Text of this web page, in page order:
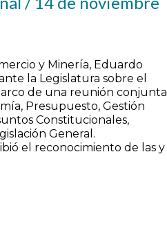
y Minería, Eduardo
la Legislatura sobre el
de una reunión conjunta
Presupuesto, Gestión
Constitucionales,
General.
el reconocimiento de las y